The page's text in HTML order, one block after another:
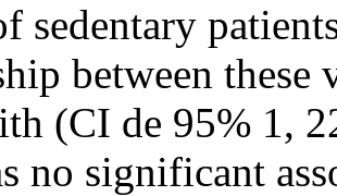
sedentary
between
(CI de 95% 1,
no significant